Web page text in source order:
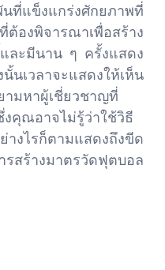
แข็งแกร่งศักยภาพที่
ต้องพิจารณาเพื่อสร้าง
และมีนาน ๆ ครั้งแสดง
เวลาจะแสดงให้เห็น
ามหาผู้เชี่ยวชาญที่
คุณอาจไม่รู้ว่าใช้วิธี
ไรก็ตามแสดงถึงขีด
รสร้างมาตรวัดฟุตบอล